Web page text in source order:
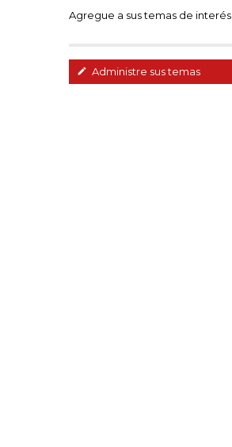
Agregue a sus temas de interés
Administre sus temas